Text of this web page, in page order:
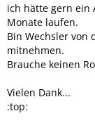
ich hätte gern ein
Monate laufen.
Bin Wechsler von
mitnehmen.
Brauche keinen
Vielen Dank...
:top: